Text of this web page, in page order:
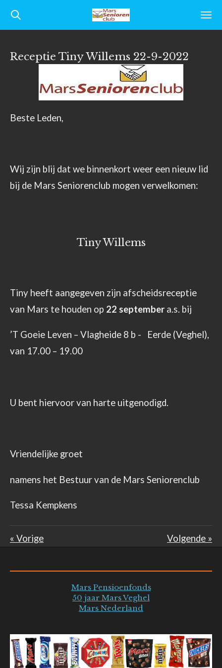
Ga
direct
de
Receptie Tiny Willems 22-9-2022
Beste Leden,
Wij zijn blij dat we binnenkort weer een nieuw lid
bij de Mars Seniorenclub mogen verwelkomen:
Tiny Willems
Tiny heeft aangegeven zijn afscheidsreceptie
van Mars te houden op 22 september a.s. bij
’T Goeie Leven – Vlagheide 8 b - Eerde (Veghel),
van 17.00 – 19.00
U bent hiervoor van harte uitgenodigd.
Vriendelijke groet
namens het Bestuur van de Mars Seniorenclub
Tessa Kempkens
« Vorige Volgende »
Mars Pensioenfonds
50 jaar Mars Veghel
Mars Nederland